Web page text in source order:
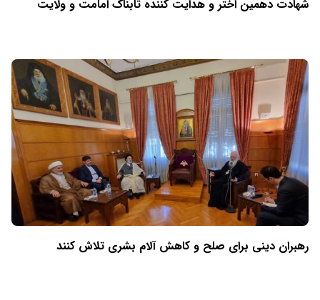
شهادت دهمین اختر و هدایت کننده تابناک امامت و ولایت
رهبران دینی برای صلح و کاهش آلام بشری تلاش کنند